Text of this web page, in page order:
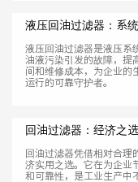
液压回油过滤器：系
液压回油过滤器是液压系
油液污染引发的故障，提
间和维修成本，为企业的
运行的可靠守护者。
回油过滤器：经济之
回油过滤器凭借相对合理
济实用之选。它在为企业
和可靠性，是工业生产中